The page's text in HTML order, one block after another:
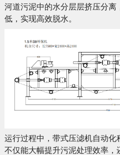
河道污泥中的水分层层挤压分离
低，实现高效脱水。
运行过程中，带式压滤机自动化
不仅能大幅提升污泥处理效率，